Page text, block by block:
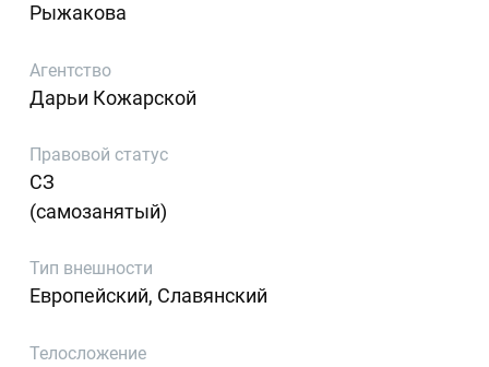
Рыжакова
Агентство
Дарьи Кожарской
Правовой статус
СЗ
(самозанятый)
Тип внешности
Европейский, Славянский
Телосложение